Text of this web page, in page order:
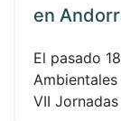
en
entorno
El pasado
VII